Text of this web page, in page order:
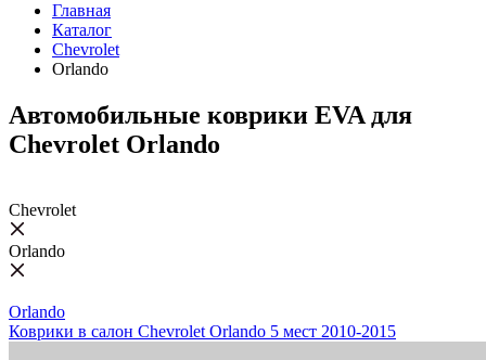
Главная
Каталог
Chevrolet
Orlando
Автомобильные коврики EVA для
Chevrolet Orlando
Chevrolet
Orlando
Orlando
Коврики в салон Chevrolet Orlando 5 мест 2010-2015